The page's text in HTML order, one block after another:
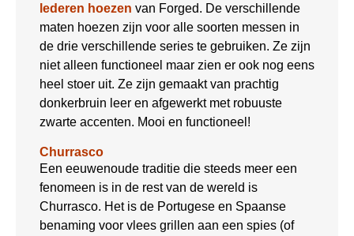
lederen hoezen van Forged. De verschillende
maten hoezen zijn voor alle soorten messen in
de drie verschillende series te gebruiken. Ze zijn
niet alleen functioneel maar zien er ook nog eens
heel stoer uit. Ze zijn gemaakt van prachtig
donkerbruin leer en afgewerkt met robuuste
zwarte accenten. Mooi en functioneel!
Churrasco
Een eeuwenoude traditie die steeds meer een
fenomeen is in de rest van de wereld is
Churrasco. Het is de Portugese en Spaanse
benaming voor vlees grillen aan een spies (of